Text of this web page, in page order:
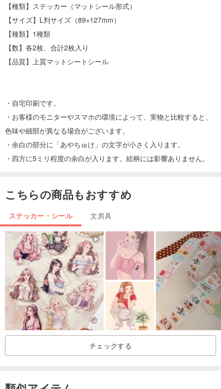
【種類】ステッカー（マットシール形式）
【サイズ】L判サイズ（89×127mm）
【種類】1種類
【数】各2枚、合計2枚入り
【品質】上質マットシートシール
・自宅印刷です。
・お客様のモニターやスマホの環境によって、実物と比較すると、
色味や細部が異なる場合がございます。
・余白の部分に「あやちゅけ」の文字が小さく入ります。
・四方に5ミリ程度の余白が入ります。絵柄には影響ありません。
こちらの商品もおすすめ
ステッカー・シール 文房具
チェックする